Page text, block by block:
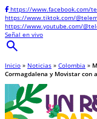
https://www.facebook.com/
https://www.tiktok.com/
https://www.youtube.com/
Señal en vivo
search
Inicio » Noticias » Colombia »
Cormagdalena y Movistar con